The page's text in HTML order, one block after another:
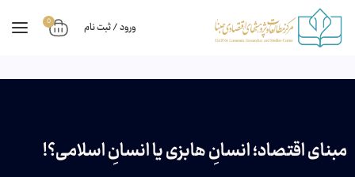
ورود / ثبت نام 0
مبنای اقتصاد؛ انسانِ هابزی یا انسانِ اسلامی؟!